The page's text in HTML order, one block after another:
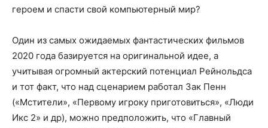
героем и спасти свой компьютерный мир?
Один из самых ожидаемых фантастических фильмов
2020 года базируется на оригинальной идее, а
учитывая огромный актерский потенциал Рейнольдса
и тот факт, что над сценарием работал Зак Пенн
(«Мстители», «Первому игроку приготовиться», «Люди
Икс 2» и др), можно предположить, что «Главный